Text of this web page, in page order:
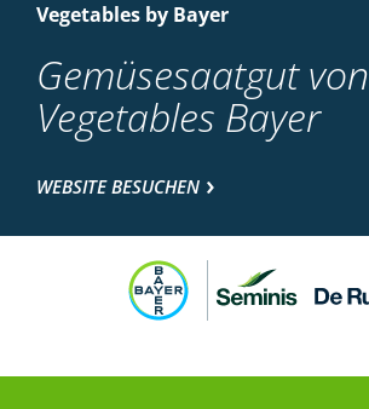
Vegetables by Bayer
Gemüsesaatgut von
Vegetables Bayer
WEBSITE BESUCHEN